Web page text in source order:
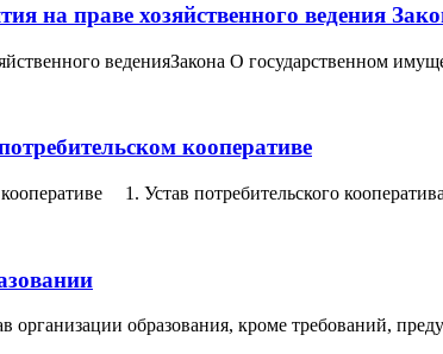
на праве хозяйственного ведения
веденияЗакона О государственном
кооперативе
кооперативе 1. Устав потребительского
образования, кроме требований,